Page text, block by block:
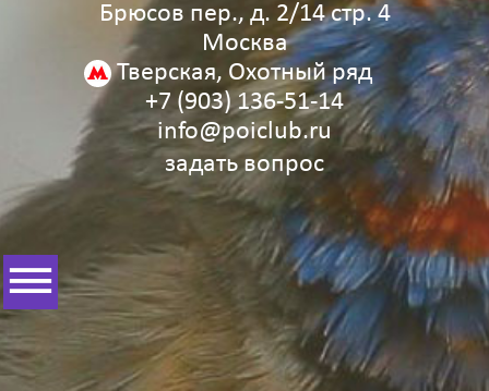
Брюсов пер., д. 2/14 стр. 4
Москва
Тверская, Охотный ряд
+7 (903) 136‑51‑14
info@poiclub.ru
задать вопрос